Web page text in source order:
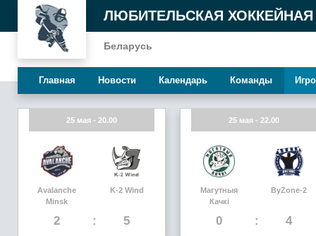
ЛЮБИТЕЛЬСКАЯ ХОККЕЙНАЯ
Беларусь
Главная Новости Календарь Команды
25 мая - 20.00
Avalanche
Minsk
2
K-2 Wind
5
25 мая - 22.00
Магутныя
Качкi
0
ByZone-2
4